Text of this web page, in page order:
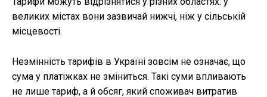
великих містах вони зазвичай нижчі, ніж у сільській
місцевості.
Незмінність тарифів в Україні зовсім не означає, що
сума у платіжках не зміниться. Такі суми впливають
не лише тариф, а й обсяг, який споживач витратив